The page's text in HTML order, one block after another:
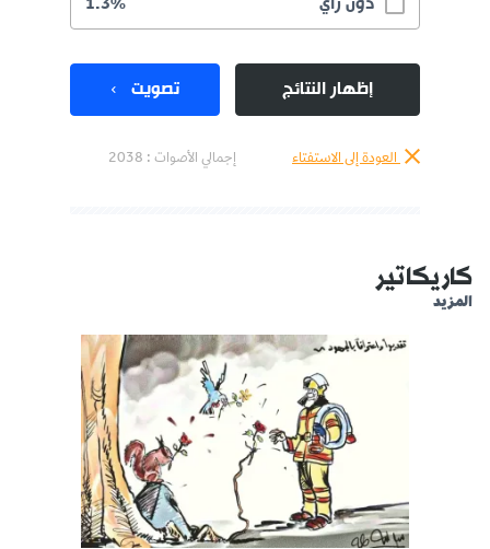
إظهار النتائج تصويت
العودة إلى الاستفتاء إجمالي الأصوات : 2038
كاريكاتير
المزيد